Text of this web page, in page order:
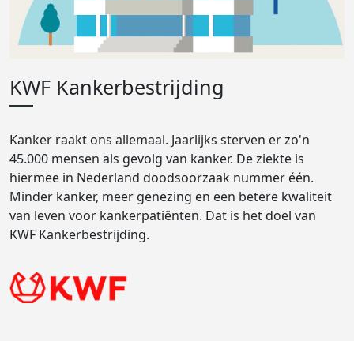
KWF Kankerbestrijding
Kanker raakt ons allemaal. Jaarlijks sterven er zo'n
45.000 mensen als gevolg van kanker. De ziekte is
hiermee in Nederland doodsoorzaak nummer één.
Minder kanker, meer genezing en een betere kwaliteit
van leven voor kankerpatiënten. Dat is het doel van
KWF Kankerbestrijding.